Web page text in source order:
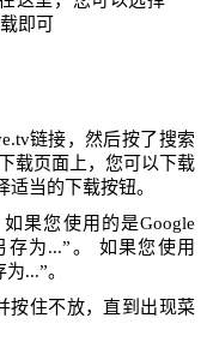
即可
链接，然后按了搜索
载页面上，您可以下载
当的下载按钮。
果您使用的是Google
存为...”。 如果您使用
...”。
按住不放，直到出现菜